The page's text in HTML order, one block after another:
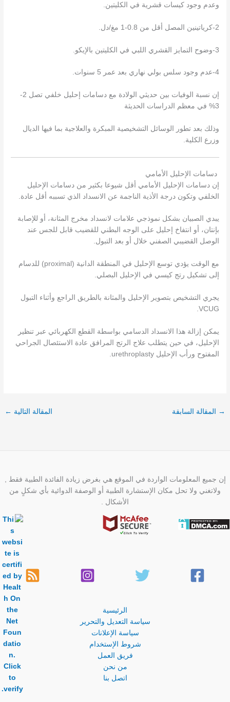
وعدم وجود كيسات قشرية في الكليتين.
2-كرياتينين المصل أقل من 0.8-1 مغ/دل.
3-وضوح التمايز القشري اللبي في الكليتين بالإيكو.
4-عدم وجود سلس بولي نهاري بعد عمر 5 سنوات.
إن نسبة الوفيات بين حديثي الولادة مع دسامات إحليل خلفي تصل 2-
3% في معظم الدراسات الحديثة
وذلك بعد تطور الوسائل التشخيصية المبكرة والعلاجية بما فيها الديال
وزرع الكلية.
دسامات الإحليل الأمامي
إن دسامات الإحليل الأمامي أقل شيوعا بكثير من دسامات الإحليل
الخلفي وتكون درجة الأذية الناجمة عن الانسداد الذي تسببه أقل عادة.
يبدي الصبيان بشكل نموذجي علامات لانسداد مخرج المثانة، أو للإصابة
بإنتان، أو انتفاخ إحليل على الوجه البطني للقضيب قابل للجس عند
الوصل القضيبي الصفني خلال أو بعد التبول.
مع الوقت يؤدي توسع الإحليل في المنطقة الدانية (proximal) للدسام
إلى تشكيل رتج كيسي في الإحليل البصلي.
يجري التشخيص بتصوير الإحليل والمثانة بالطريق الراجع وأثناء التبول
VCUG.
يمكن إزالة هذا الانسداد الدسامي بواسطة القطع الكهربائي عبر تنظير
الإحليل، في حين يتطلب علاج الرتج المرافق عادة الاستئصال الجراحي
المفتوح ورأب الإحليل urethroplasty.
→ المقالة السابقة المقالة التالية ←
إن جميع المعلومات الواردة في الموقع هي بغرض زيادة الفائدة الطبية فقط ,
ولاتغني ولا تحل مكان الإستشارة الطبية أو الوصفة الدوائية بأي شكلٍ من
الأشكال .
الرئيسية
سياسة التعديل والتحرير
سياسة الإعلانات
شروط الإستخدام
فريق العمل
من نحن
اتصل بنا